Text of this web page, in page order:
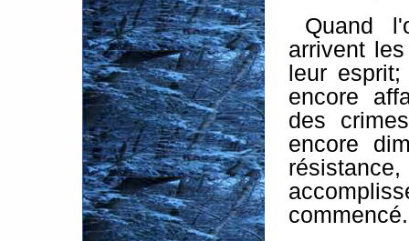
Quand
arrivent
leur
encore
des
encore
commencé.